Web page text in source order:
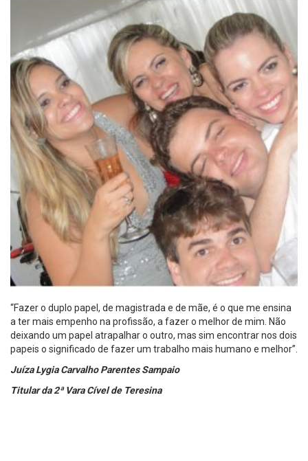
“Fazer o duplo papel, de magistrada e de mãe, é o que me ensina
a ter mais empenho na profissão, a fazer o melhor de mim. Não
deixando um papel atrapalhar o outro, mas sim encontrar nos dois
papeis o significado de fazer um trabalho mais humano e melhor”.
Juíza Lygia Carvalho Parentes Sampaio
Titular da 2ª Vara Cível de Teresina